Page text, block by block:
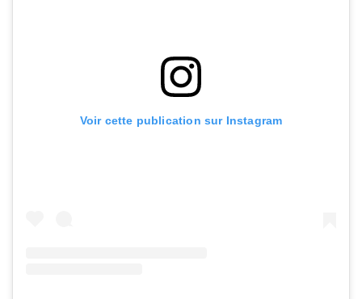
Voir cette publication sur Instagram